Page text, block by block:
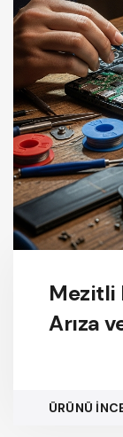
Mezitli
Arıza
ÜRÜNÜ